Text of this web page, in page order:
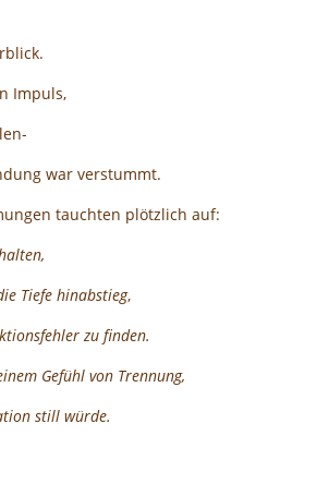
Impuls,
war verstummt.
tauchten plötzlich auf:
Tiefe hinabstieg,
zu finden.
Gefühl von Trennung,
still würde.